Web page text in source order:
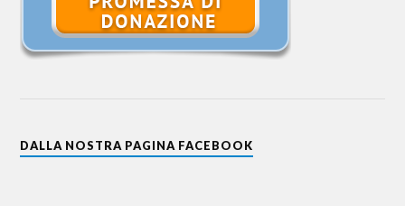
DALLA NOSTRA PAGINA FACEBOOK